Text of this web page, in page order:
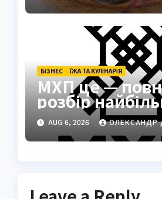
БІЗНЕС ЇЖА ТА КУЛІНАРІЯ
МХП це —
розбір
кулінарної та
компанії
AUG 6, 2026 ОЛЕКСАНДР